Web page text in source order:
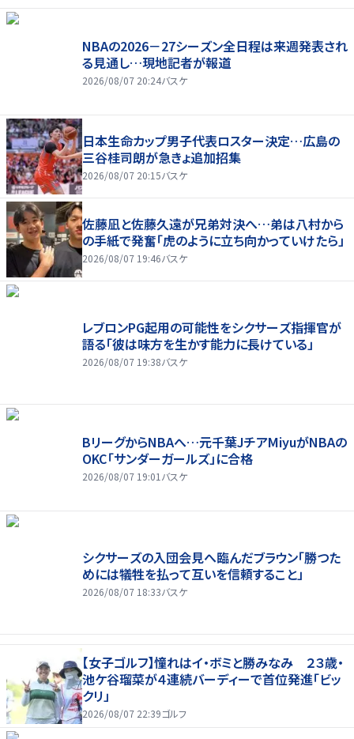
NBAの2026－27シーズン全日程は来週発表され
る見通し…現地記者が報道
2026/08/07 20:24バスケ
日本生命カップ男子代表ロスター決定…広島の
三谷桂司朗が急きょ追加招集
2026/08/07 20:15バスケ
佐藤凪と佐藤久遠が兄弟対決へ…弟は八村から
の手紙で発奮「虎のように立ち向かっていけたら」
2026/08/07 19:46バスケ
レブロンPG起用の可能性をシクサーズ指揮官が
語る「彼は味方を生かす能力に長けている」
2026/08/07 19:38バスケ
BリーグからNBAへ…元千葉JチアMiyuがNBAの
OKC「サンダーガールズ」に合格
2026/08/07 19:01 バスケ
シクサーズの入団会見へ臨んだブラウン「勝つた
めには犠牲を払って互いを信頼すること」
2026/08/07 18:33バスケ
【女子ゴルフ】憧れはイ・ボミと勝みなみ ２３歳・
池ケ谷瑠菜が４連続バーディーで首位発進「ビッ
クリ」
2026/08/07 22:39ゴルフ